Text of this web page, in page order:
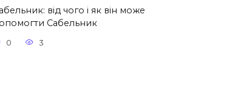
від чого і як він може
Сабельник
0 3